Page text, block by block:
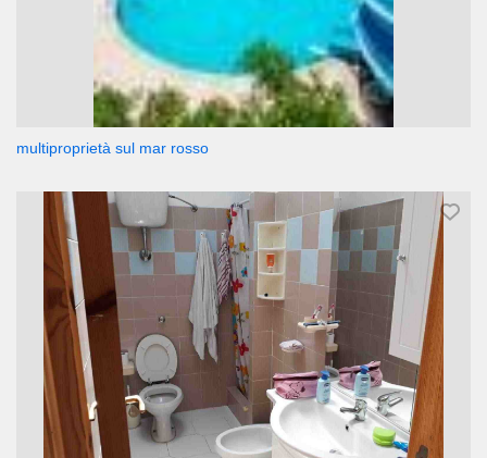
multiproprietà sul mar rosso